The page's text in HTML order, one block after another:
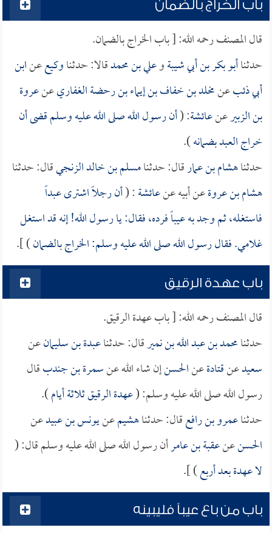
باب الخراج بالضمان
قال المصنف رحمه الله: [ باب الخراج بالضمان.
حدثناأبو بكر بن أبي شيبةوعلي بن محمدقالا: حدثناوكيععنابن
أبي ذئبعنمخلد بن خفاف بن إيماء بن رحضة الغفاريعنعروة
بن الزبيرعنعائشة: (أن رسول الله صلى الله عليه وسلم قضى أن
خراج العبد بضمانه).
حدثناهشام بن عمارقال: حدثنامسلم بن خالد الزنجيقال: حدثنا
هشام بن عروةعن أبيه عنعائشة: (أن رجلاً اشترى عبداً
فاستغله، ثم وجد به عيباً فرده، فقال: يا رسول الله! إنه قد استغل
غلامي. فقال رسول الله صلى الله عليه وسلم: الخراج بالضمان) ].
باب عهدة الرقيق
قال المصنف رحمه الله: [ باب عهدة الرقيق.
حدثنامحمد بن عبد الله بن نميرقال: حدثناعبدة بن سليمانعن
سعيدعنقتادةعنالحسنإن شاء الله عنسمرة بن جندبقال
رسول الله صلى الله عليه وسلم: (عهدة الرقيق ثلاثة أيام).
حدثناعمرو بن رافعقال: حدثناهشيمعنيونس بن عبيدعن
الحسنعنعقبة بن عامرأن رسول الله صلى الله عليه وسلم قال: (
لا عهدة بعد أربع) ].
باب من باع عيباً فليبينه